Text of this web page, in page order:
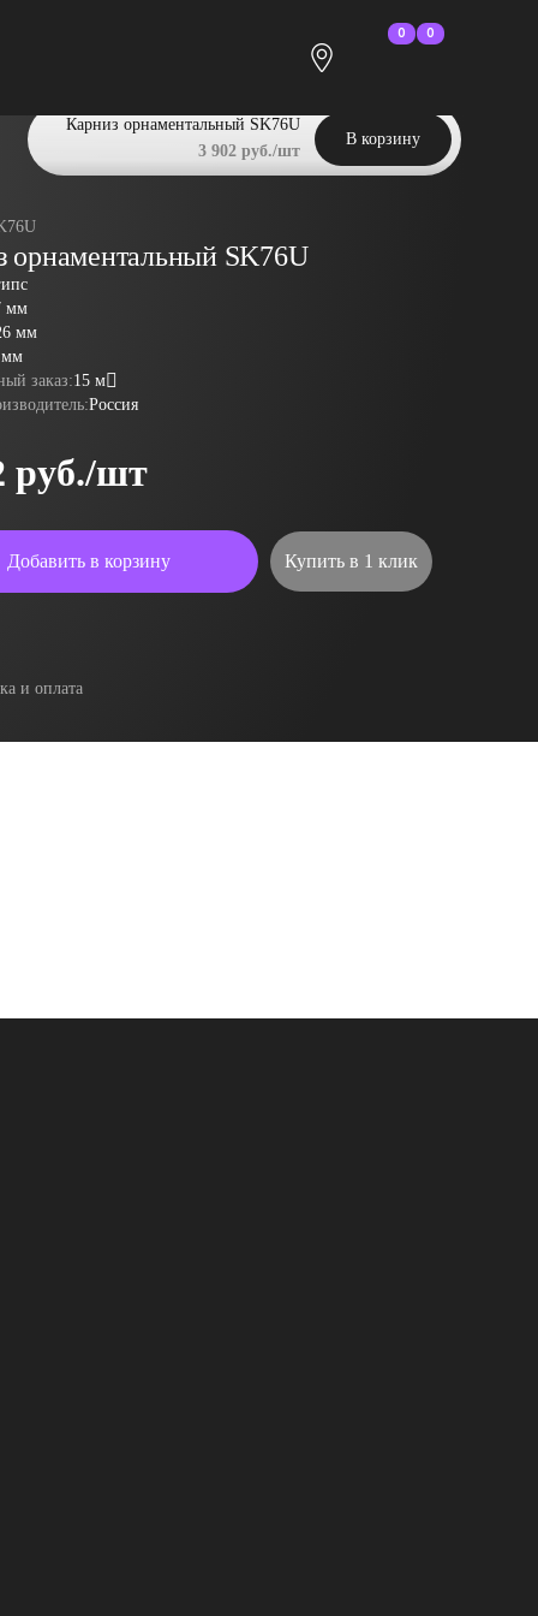
0 0
орнаментальный SK76U
мм
мм
мм
заказ:15 м
Россия
руб./шт
Добавить в корзину Купить в 1 клик
Карниз орнаментальный SK76U
3 902 руб./шт
В корзину
и оплата